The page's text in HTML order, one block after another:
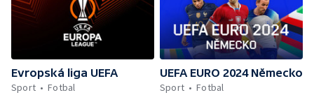
Evropská liga UEFA
Sport
Fotbal
UEFA EURO 2024 Německo
Sport
Fotbal